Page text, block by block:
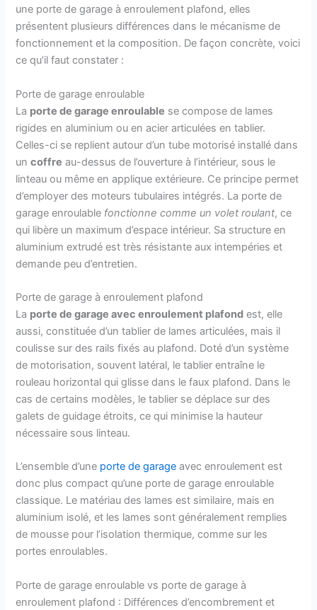
une porte de garage à enroulement plafond, elles
présentent plusieurs différences dans le mécanisme de
fonctionnement et la composition. De façon concrète, voici
ce qu’il faut constater :
Porte de garage enroulable
La porte de garage enroulable se compose de lames
rigides en aluminium ou en acier articulées en tablier.
Celles-ci se replient autour d’un tube motorisé installé dans
uncoffre au-dessus de l’ouverture à l’intérieur, sous le
linteau ou même en applique extérieure. Ce principe permet
d’employer des moteurs tubulaires intégrés. La porte de
garage enroulable fonctionne comme un volet roulant, ce
qui libère un maximum d’espace intérieur. Sa structure en
aluminium extrudé est très résistante aux intempéries et
demande peu d’entretien.
Porte de garage à enroulement plafond
La porte de garage avec enroulement plafond est, elle
aussi, constituée d’un tablier de lames articulées, mais il
coulisse sur des rails fixés au plafond. Doté d’un système
de motorisation, souvent latéral, le tablier entraîne le
rouleau horizontal qui glisse dans le faux plafond. Dans le
cas de certains modèles, le tablier se déplace sur des
galets de guidage étroits, ce qui minimise la hauteur
nécessaire sous linteau.
L’ensemble d’une porte de garage avec enroulement est
donc plus compact qu’une porte de garage enroulable
classique. Le matériau des lames est similaire, mais en
aluminium isolé, et les lames sont généralement remplies
de mousse pour l’isolation thermique, comme sur les
portes enroulables.
Porte de garage enroulable vs porte de garage à
enroulement plafond : Différences d’encombrement et